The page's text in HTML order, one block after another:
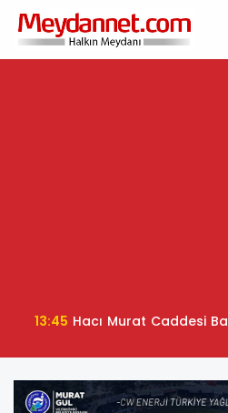
13:45 Hacı Murat Caddesi